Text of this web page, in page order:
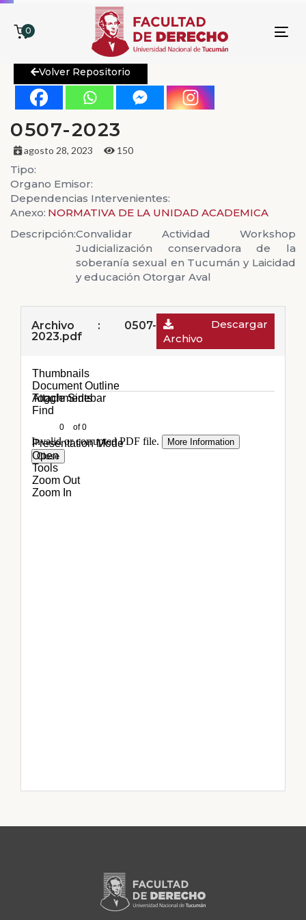
0
Volver Repositorio
0507-2023
agosto 28, 2023 150
Tipo:
Organo Emisor:
Dependencias Intervenientes:
Anexo: NORMATIVA DE LA UNIDAD ACADEMICA
Descripción:Convalidar Actividad Workshop
Judicialización conservadora de la
soberanía sexual en Tucumán y Laicidad
y educación Otorgar Aval
Archivo : 0507-
2023.pdf
Descargar
Archivo